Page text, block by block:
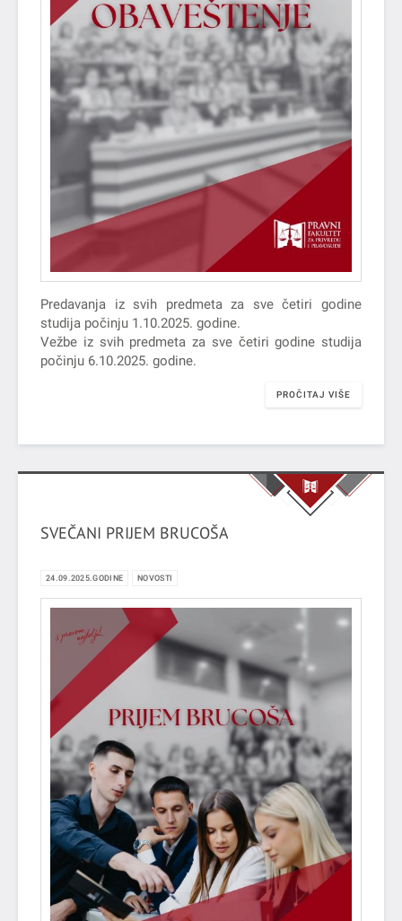
Predavanja iz svih predmeta za sve četiri godine
studija počinju 1.10.2025. godine.
Vežbe iz svih predmeta za sve četiri godine studija
počinju 6.10.2025. godine.
PROČITAJ VIŠE
SVEČANI PRIJEM BRUCOŠA
24.09.2025.GODINE NOVOSTI